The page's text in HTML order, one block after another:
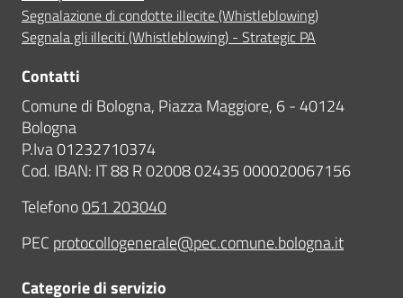
Segnalazione di condotte illecite (Whistleblowing)
Segnala gli illeciti (Whistleblowing) - Strategic PA
Contatti
Comune di Bologna, Piazza Maggiore, 6 - 40124
Bologna
P.Iva 01232710374
Cod. IBAN: IT 88 R 02008 02435 000020067156
Telefono051 203040
PEC protocollogenerale@pec.comune.bologna.it
Categorie di servizio